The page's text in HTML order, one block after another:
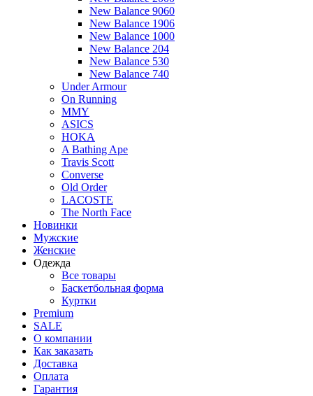
New Balance 9060
New Balance 1906
New Balance 1000
New Balance 204
New Balance 530
New Balance 740
Under Armour
On Running
MMY
ASICS
HOKA
A Bathing Ape
Travis Scott
Converse
Old Order
LACOSTE
The North Face
Новинки
Мужские
Женские
Одежда
Все товары
Баскетбольная форма
Куртки
Premium
SALE
О компании
Как заказать
Доставка
Оплата
Гарантия